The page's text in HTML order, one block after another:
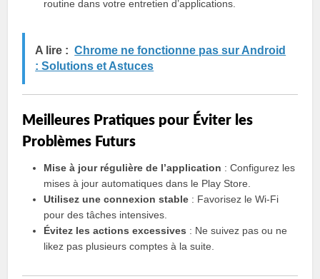
routine dans votre entretien d’applications.
A lire : Chrome ne fonctionne pas sur Android
: Solutions et Astuces
Meilleures Pratiques pour Éviter les
Problèmes Futurs
Mise à jour régulière de l’application : Configurez les
mises à jour automatiques dans le Play Store.
Utilisez une connexion stable : Favorisez le Wi-Fi
pour des tâches intensives.
Évitez les actions excessives : Ne suivez pas ou ne
likez pas plusieurs comptes à la suite.